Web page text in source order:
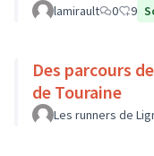
lamirault 0 9
Des parcours
de Touraine
Les runners de